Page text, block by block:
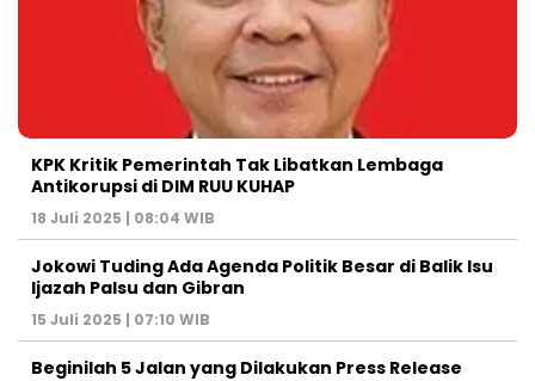
KPK Kritik Pemerintah Tak Libatkan Lembaga
Antikorupsi di DIM RUU KUHAP
18 Juli 2025 | 08:04 WIB
Jokowi Tuding Ada Agenda Politik Besar di Balik Isu
Ijazah Palsu dan Gibran
15 Juli 2025 | 07:10 WIB
Beginilah 5 Jalan yang Dilakukan Press Release